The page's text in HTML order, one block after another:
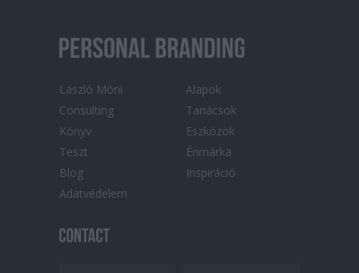
László Móni
Consulting
Könyv
Teszt
Blog
Adatvédelem
Alapok
Tanácsok
Eszközök
Énmárka
Inspiráció